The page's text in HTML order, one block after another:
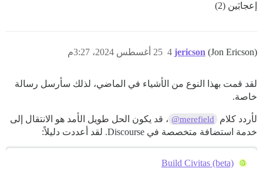
إعجابَين (2)
jericson (Jon Ericson) 25 أغسطس 2024، 3:27م 4
لقد قمت بهذا النوع من الأشياء في الماضي، لذلك سأرسل رسالة
خاصة.
لأردد كلام @merefield ، قد يكون الحل طويل الأمد هو الانتقال إلى
خدمة استضافة متخصصة في Discourse. لقد أعددت دليلاً:
Build Civitas (beta)